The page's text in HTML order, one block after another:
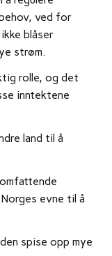
ved for
blåser
strøm.
rolle, og det
inntektene
land til å
evne til å
spise opp mye